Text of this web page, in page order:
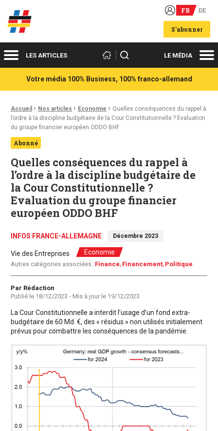
Acteurs du franco-allemand FR DE
S'abonner
MenuLES ARTICLES Rechercher LE MÉDIA
Votre média 100% Business, 100% franco-allemand
Fil d'Ariane :
Accueil › Nos articles › Economie › Quelles conséquences du rappel à
l’ordre à la discipline budgétaire de la Cour Constitutionnelle ? Evaluation
du groupe financier européen ODDO BHF
Abonné
Quelles conséquences du rappel à
l’ordre à la discipline budgétaire de
la Cour Constitutionnelle ?
Evaluation du groupe financier
européen ODDO BHF
INFOS FRANCE-ALLEMAGNE Décembre 2023
Vie des Entreprises Economie
Autres catégories associées : Finance Financement Politique
Auteur
Par Rédaction
Publié le 18/12/2023 - Mis à jour le 19/12/2023
La Cour Constitutionnelle a interdit l’usage d’un fond extra-
budgétaire de 60 Md. €, des « résidus » non utilisés initialement
prévus pour combattre les conséquences de la pandémie.